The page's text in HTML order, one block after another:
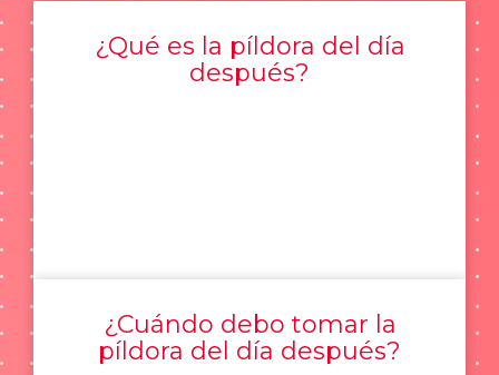
¿Qué es la píldora del día
después?
¿Cuándo debo tomar la
píldora del día después?